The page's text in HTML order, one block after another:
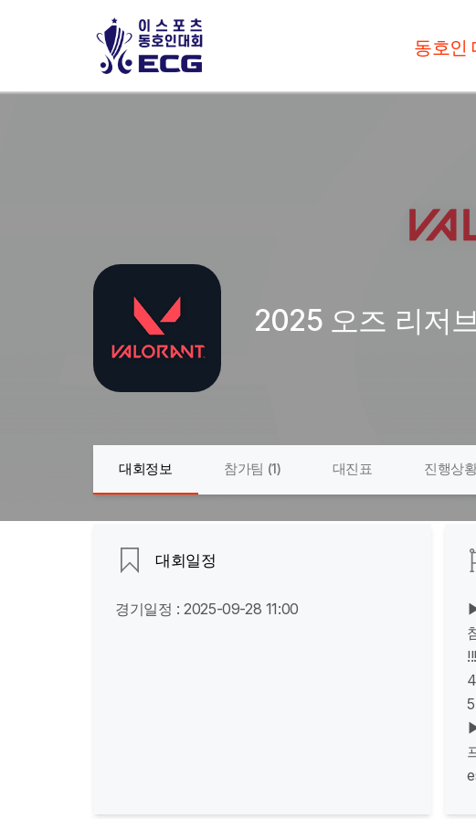
동호인
2025 오즈 리저
대회정보 참가팀 (1) 대진표 진행상
대회일정
경기일정 : 2025-09-28 11:00